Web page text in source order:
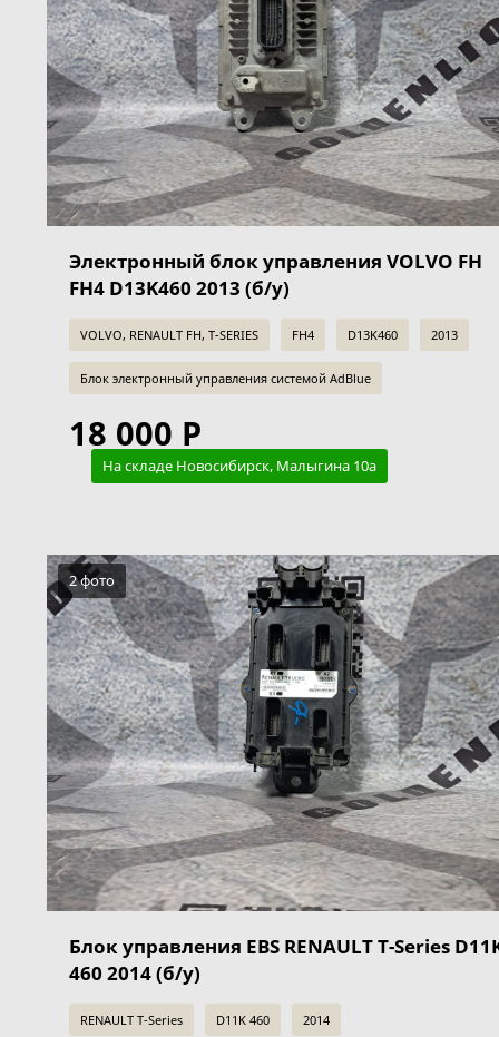
Электронный блок управления VOLVO FH
FH4 D13K460 2013 (б/у)
VOLVO, RENAULT FH, T-SERIES FH4 D13K460 2013
Блок электронный управления системой AdBlue
18 000 Р
На складе Новосибирск, Малыгина 10а
2 фото
Блок управления EBS RENAULT T-Series
460 2014 (б/у)
RENAULT T-Series D11K 460 2014